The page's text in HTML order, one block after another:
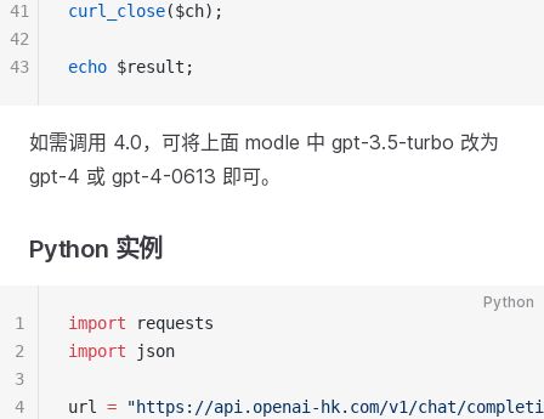
curl_close($ch);
echo $result;
41
42
43
如需调用 4.0，可将上面 modle 中 gpt-3.5-turbo 改为
gpt-4 或 gpt-4-0613 即可。
Python 实例
Python
import requests
import json
url = "https://api.openai-hk.com/v1/chat/
1
2
3
4